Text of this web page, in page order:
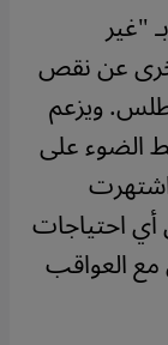
"غير
عن نقص
ويزعم
الضوء على
احتياجات
العواقب